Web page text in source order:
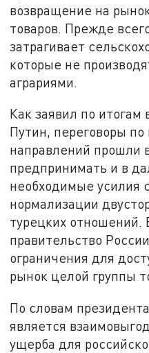
возвращение на
товаров. Прежде
затрагивает
которые не
аграриями.
Как заявил по
Путин, переговоры
направлений прошли
предпринимать и в
необходимые усилия
нормализации
турецких отношений.
правительство
ограничения для
рынок целой группы
По словам
является
ущерба для